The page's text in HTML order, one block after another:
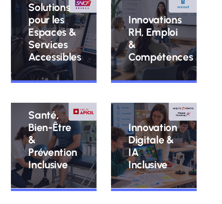
Solutions
pour les
Espaces &
Services
Accessibles
Innovations
RH, Emploi
&
Compétences
Santé,
Bien-Être
&
Prévention
Inclusive
Innovation
Digitale &
IA
Inclusive